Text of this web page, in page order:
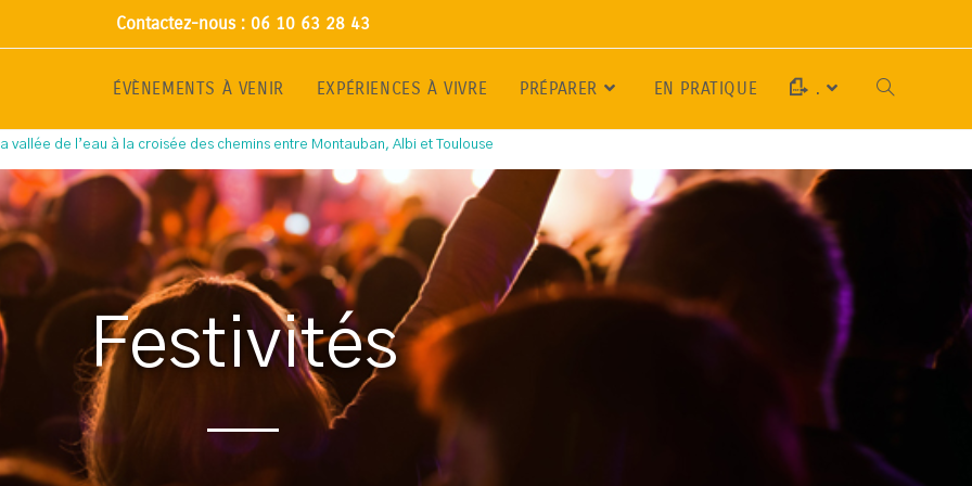
Contactez-nous : 06 10 63 28 43
ÉVÈNEMENTS À VENIR EXPÉRIENCES À VIVRE PRÉPARER EN PRATIQUE .
vallée de l’eau à la croisée des chemins entre Montauban, Albi et Toulouse
Festivités